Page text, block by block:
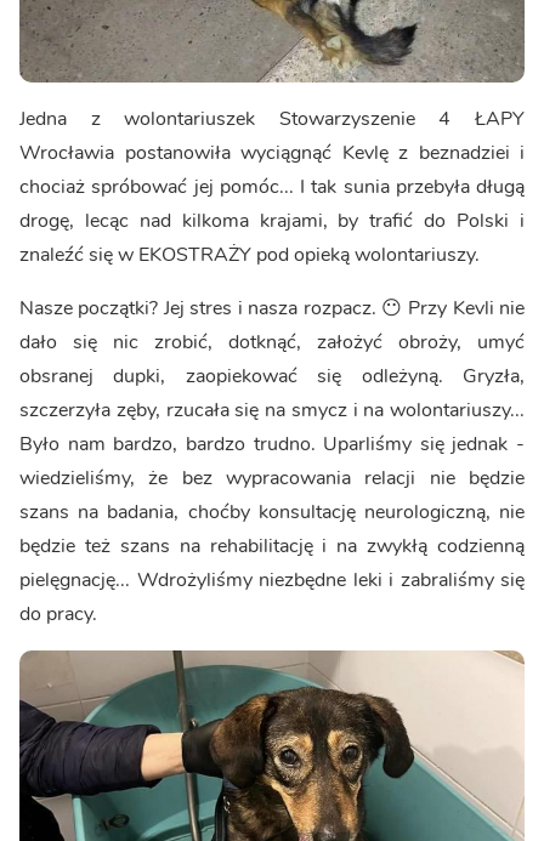
Jedna z wolontariuszek Stowarzyszenie 4 ŁAPY
Wrocławia postanowiła wyciągnąć Kevlę z beznadziei i
chociaż spróbować jej pomóc... I tak sunia przebyła długą
drogę, lecąc nad kilkoma krajami, by trafić do Polski i
znaleźć się w EKOSTRAŻY pod opieką wolontariuszy.
Nasze początki? Jej stres i nasza rozpacz. 😶 Przy Kevli nie
dało się nic zrobić, dotknąć, założyć obroży, umyć
obsranej dupki, zaopiekować się odleżyną. Gryzła,
szczerzyła zęby, rzucała się na smycz i na wolontariuszy...
Było nam bardzo, bardzo trudno. Uparliśmy się jednak -
wiedzieliśmy, że bez wypracowania relacji nie będzie
szans na badania, choćby konsultację neurologiczną, nie
będzie też szans na rehabilitację i na zwykłą codzienną
pielęgnację... Wdrożyliśmy niezbędne leki i zabraliśmy się
do pracy.